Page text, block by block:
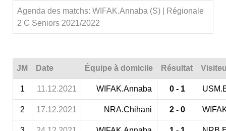
Agenda des matchs: WIFAK.Annaba (S) | Régionale
2 C Seniors 2021/2022
JM Date Équipe à domicile Résultat
1 11.12.2021 WIFAK.Annaba 0 - 1
2 17.12.2021 NRA.Chihani 2 - 0